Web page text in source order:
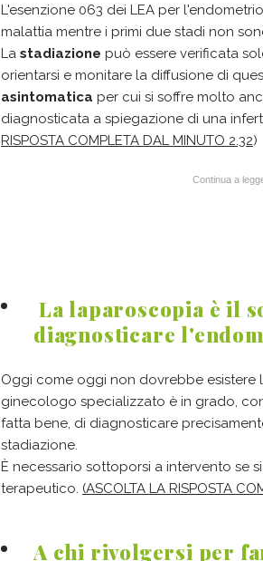
L'esenzione 063 dei LEA per
malattia mentre i primi due stadi non
La stadiazione può essere verificata
orientarsi e monitare la diffusione di
asintomatica per cui si soffre molto
diagnosticata a spiegazione di una
RISPOSTA COMPLETA DAL MINUTO 2.32)
Continua a
La laparoscopia è il
diagnosticare
Oggi come oggi non dovrebbe esistere
ginecologo specializzato è in grado,
fatta bene, di diagnosticare
stadiazione.
È necessario sottoporsi a intervento se
terapeutico. (ASCOLTA LA RISPOSTA
A chi rivolgersi per